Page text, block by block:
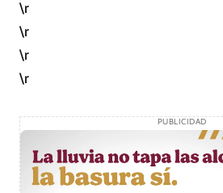
\r
\r
\r
\r
PUBLICIDAD